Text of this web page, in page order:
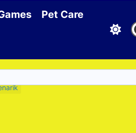
Pet Care